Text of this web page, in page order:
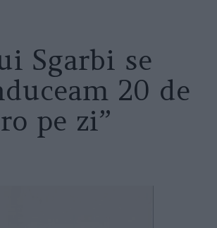
Sgarbi se
20 de
pe zi”